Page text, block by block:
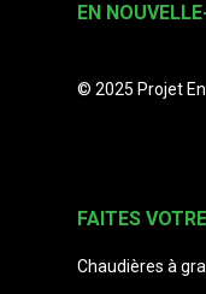
EN
© 2025 Projet
FAITES
Chaudières à